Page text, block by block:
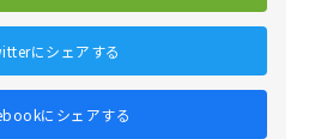
にシェアする
にシェアする